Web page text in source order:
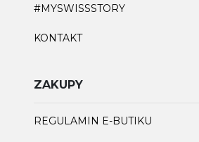
#MYSWISSSTORY
KONTAKT
ZAKUPY
REGULAMIN E-BUTIKU